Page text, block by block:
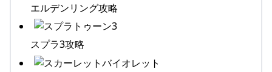
エルデンリング攻略
スプラ3攻略